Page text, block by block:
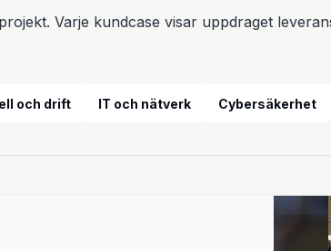
Varje kundcase visar uppdraget
och drift IT och nätverk Cybersäkerhet